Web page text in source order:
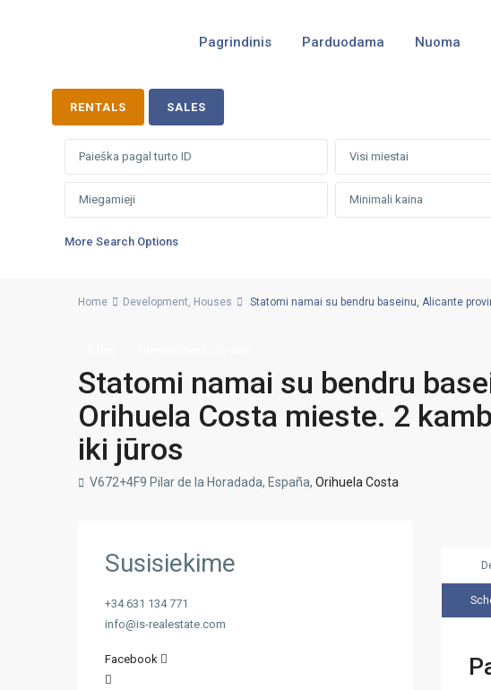
Pagrindinis Parduodama Nuoma
RENTALS SALES
Visi miestai
More Search Options
Home Development, Houses Statomi namai su bendru baseinu, Alicante
Statomi namai su bendru
Orihuela Costa mieste. 2
iki jūros
V672+4F9 Pilar de la Horadada, España, Orihuela Costa
Susisiekime
+34 631 134 771
info@is-realestate.com
Facebook